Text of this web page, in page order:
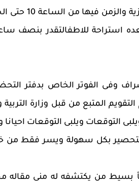
عن مواد منفصلة
استراحة للاطفالتقدر بنصف
وفى الفوتر الخاص بدفتر
المتبع من قبل وزارة
التوقعات ويلبى التوقعات
بكل سهولة ويسر فقط من
بسيط من يكتشفه له منى